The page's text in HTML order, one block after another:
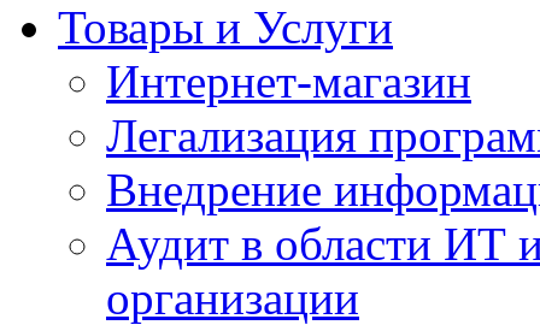
Товары и Услуги
Интернет-магазин
Легализация
Внедрение
Аудит в области ИТ
организации